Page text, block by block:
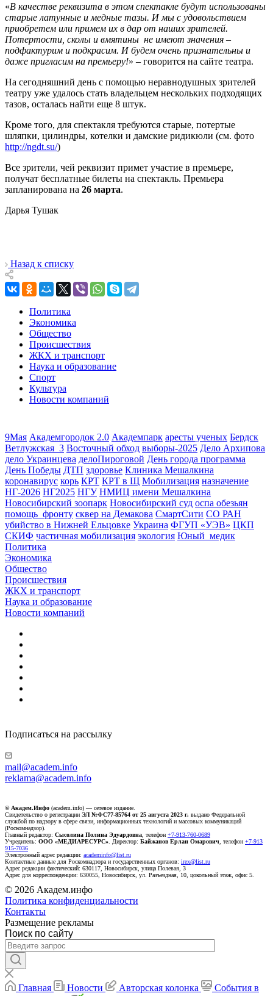
«В качестве реквизита в этом спектакле будут использованы
старые латунные и медные тазы. И мы с удовольствием
приобретем или примем их в дар от наших зрителей.
Потертости, сколы и вмятины не имеют значения –
подфактурим и подкрасим. И будем очень признательны и
даже пригласим на премьеру!» – говорится на сайте театра.
На сегодняшний день с помощью неравнодушных зрителей
театру уже удалось стать владельцем нескольких подходящих
тазов, осталась найти еще 8 штук.
Кроме того, для спектакля требуются старые, потертые
шляпки, цилиндры, котелки и дамские ридикюли (см. фото
http://ngdt.su/)
Все зрители, чей реквизит примет участие в премьере,
получат бесплатные билеты на спектакль. Премьера
запланирована на 26 марта.
Дарья Тушак
Назад к списку
Политика
Экономика
Общество
Происшествия
ЖКХ и транспорт
Наука и образование
Спорт
Культура
Новости компаний
9Мая Академгородок 2.0 Академпарк аресты ученых Бердск
Ветлужская_3 Восточный обход выборы-2025 Дело Архипова
дело Украинцева делоПироговой День города программа
День Победы ДТП здоровье Клиника Мешалкина
коронавирус корь КРТ КРТ в Щ Мобилизация назначение
НГ-2026 НГ2025 НГУ НМИЦ имени Мешалкина
Новосибирский зоопарк Новосибирский суд оспа обезьян
помощь_фронту сквер на Демакова СмартСити СО РАН
убийство в Нижней Ельцовке Украина ФГУП «УЭВ» ЦКП
СКИФ частичная мобилизация экология Юный_медик
Политика
Экономика
Общество
Происшествия
ЖКХ и транспорт
Наука и образование
Новости компаний
Подписаться на рассылку
mail@academ.info
reklama@academ.info
© Академ.Инфо (academ.info) — сетевое издание.
Свидетельство о регистрации ЭЛ №ФС77-85764 от 25 августа 2023 г. выдано Федеральной
службой по надзору в сфере связи, информационных технологий и массовых коммуникаций
(Роскомнадзор).
Главный редактор: Сысолина Полина Эдуардовна , телефон +7-913-760-0689
Учредитель: ООО «МЕДИАРЕСУРС» . Директор: Байжанов Ерлан Омарович , телефон +7-913
915-7036
Электронный адрес редакции: academinfo@list.ru
Контактные данные для Роскомнадзора и государственных органов: irex@list.ru
Адрес редакции фактический: 630117, Новосибирск, улица Полевая, 3
Адрес для корреспонденции: 630055, Новосибирск, ул. Разъездная, 10, цокольный этаж, офис 5.
© 2026 Академ.инфо
Политика конфиденциальности
Контакты
Размещение рекламы
Поиск по сайту
Главная Новости Авторская колонка События в